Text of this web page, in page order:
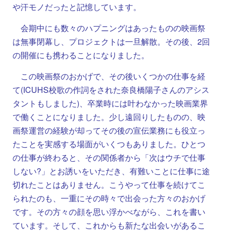
や汗モノだったと記憶しています。
会期中にも数々のハプニングはあったものの映画祭
は無事閉幕し、プロジェクトは一旦解散。その後、2回
の開催にも携わることになりました。
この映画祭のおかげで、その後いくつかの仕事を経
て(ICUHS校歌の作詞をされた奈良橋陽子さんのアシス
タントもしました)、卒業時には叶わなかった映画業界
で働くことになりました。少し遠回りしたものの、映
画祭運営の経験が却ってその後の宣伝業務にも役立っ
たことを実感する場面がいくつもありました。ひとつ
の仕事が終わると、その関係者から「次はウチで仕事
しない?」とお誘いをいただき、有難いことに仕事に途
切れたことはありません。こうやって仕事を続けてこ
られたのも、一重にその時々で出会った方々のおかげ
です。その方々の顔を思い浮かべながら、これを書い
ています。そして、これからも新たな出会いがあるこ